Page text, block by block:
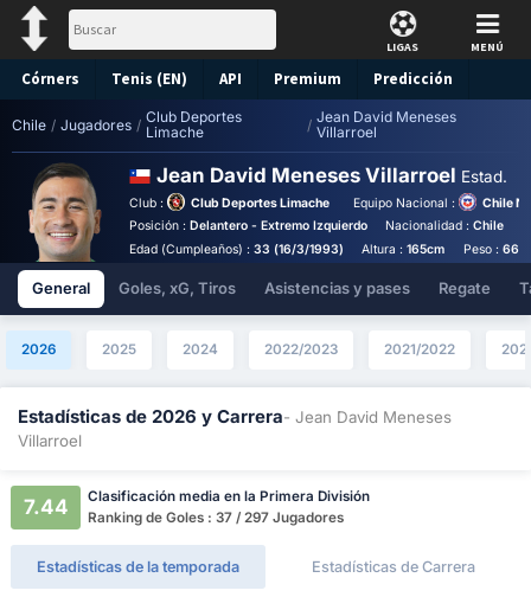
LIGAS MENÚ
Córners Tenis (EN) API Premium Predicción
Chile / Jugadores / Club Deportes
Limache
/ Jean David Meneses
Villarroel
Jean David Meneses Villarroel Estad.
Club : Club Deportes Limache Equipo Nacional :
Chile
Posición : Delantero - Extremo Izquierdo Nacionalidad :Chile
Edad (Cumpleaños) : 33 (16/3/1993) Altura :165cm Peso :
General Goles, xG, Tiros Asistencias y pases Regate
2026 2025 2024 2022/2023 2021/2022
Estadísticas de 2026 y Carrera- Jean David Meneses
Villarroel
7.44
Clasificación media en la Primera División
Ranking de Goles : 37 / 297 Jugadores
Estadísticas de la temporada Estadísticas de Carrera